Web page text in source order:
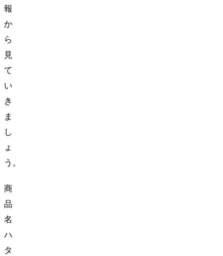
報
か
ら
見
て
い
き
ま
し
ょ
う。
商
品
名
ハ
タ